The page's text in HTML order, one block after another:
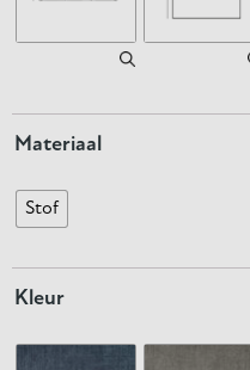
Materiaal
Stof
Kleur